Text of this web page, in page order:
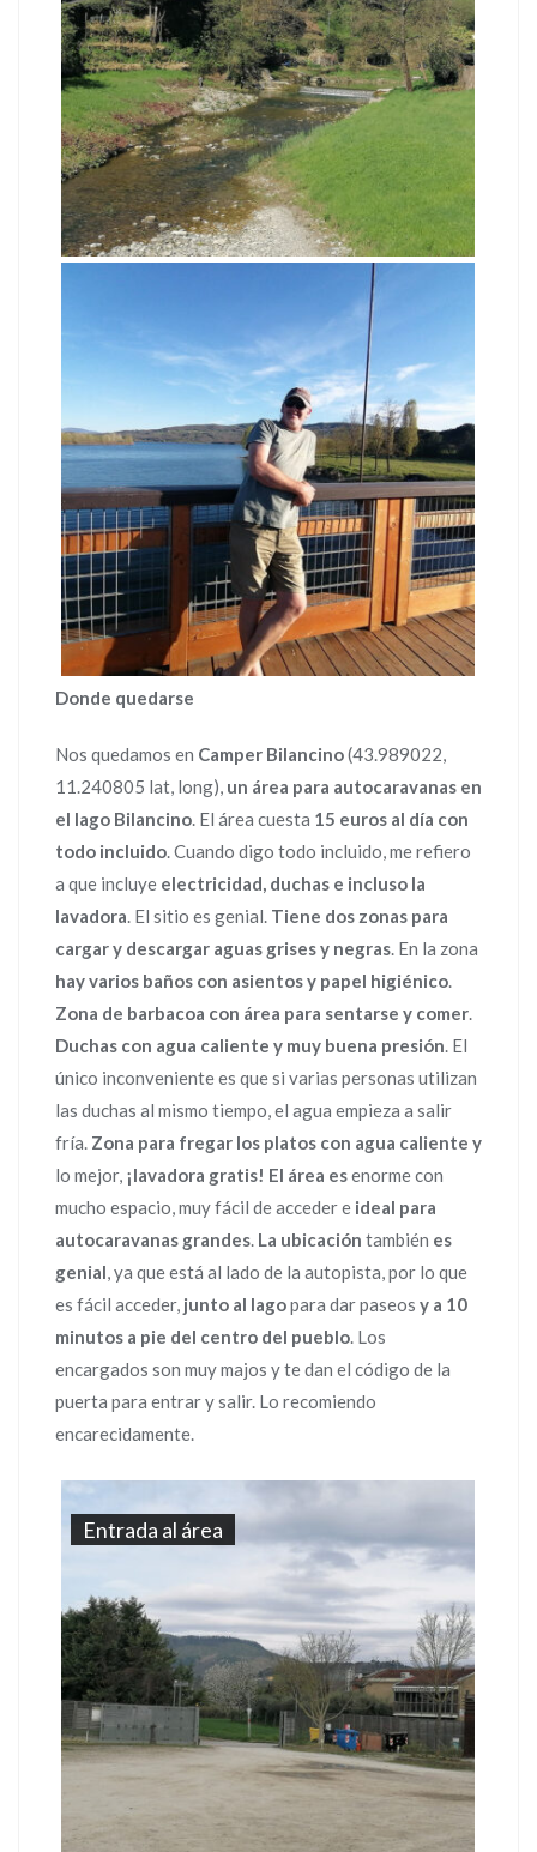
Donde quedarse
Nos quedamos en Camper Bilancino(43.989022,
11.240805 lat, long), un área para autocaravanas en
el lago Bilancino. El área cuesta 15 euros al día con
todo incluido. Cuando digo todo incluido, me refiero
a que incluye electricidad, duchas e incluso la
lavadora. El sitio es genial. Tiene dos zonas para
cargar y descargar aguas grises y negras. En la zona
hay varios baños con asientos y papel higiénico.
Zona de barbacoa con área para sentarse y comer.
Duchas con agua caliente y muy buena presión. El
único inconveniente es que si varias personas utilizan
las duchas al mismo tiempo, el agua empieza a salir
fría. Zona para fregar los platos con agua caliente y
lo mejor, ¡lavadora gratis! El área esenorme con
mucho espacio, muy fácil de acceder e ideal para
autocaravanas grandes. La ubicación también es
genial, ya que está al lado de la autopista, por lo que
es fácil acceder, junto al lagopara dar paseos y a 10
minutos a pie del centro del pueblo. Los
encargados son muy majos y te dan el código de la
puerta para entrar y salir. Lo recomiendo
encarecidamente.
Entrada al área